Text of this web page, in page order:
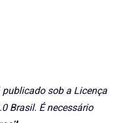
publicado sob a Licença
Brasil. É necessário